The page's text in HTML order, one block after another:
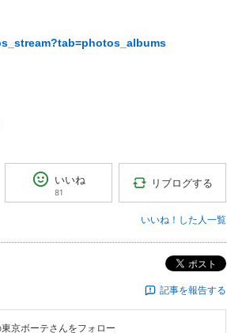
いいね
81
リブログする
いいね！した人一覧
ポスト
記事を報告する
京ボーテさんをフォロー